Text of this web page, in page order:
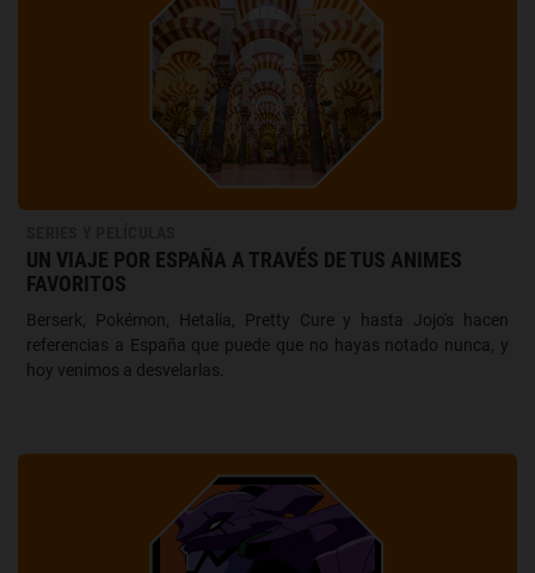
UN VIAJE POR ESPAÑA A TRAVÉS DE TUS ANIMES
FAVORITOS
Berserk, Pokémon, Hetalia, Pretty Cure y hasta Jojo's hacen
referencias a España que puede que no hayas notado nunca, y
hoy venimos a desvelarlas.